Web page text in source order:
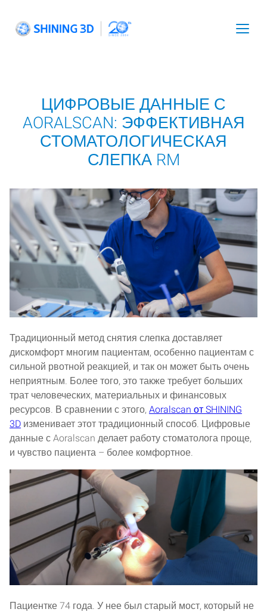
content
ЦИФРОВЫЕ ДАННЫЕ С
AORALSCAN: ЭФФЕКТИВНАЯ
СТОМАТОЛОГИЧЕСКАЯ
СЛЕПКА RM
Традиционный метод снятия слепка доставляет
дискомфорт многим пациентам, особенно пациентам с
сильной рвотной реакцией, и так он может быть очень
неприятным. Более того, это также требует больших
трат человеческих, материальных и финансовых
ресурсов. В сравнении с этого, Aoralscan от SHINING
3D изменивает этот традиционный способ. Цифровые
данные с Aoralscan делает работу стоматолога проще,
и чувство пациента – более комфортное.
Пациентке 74 года. У нее был старый мост, который не